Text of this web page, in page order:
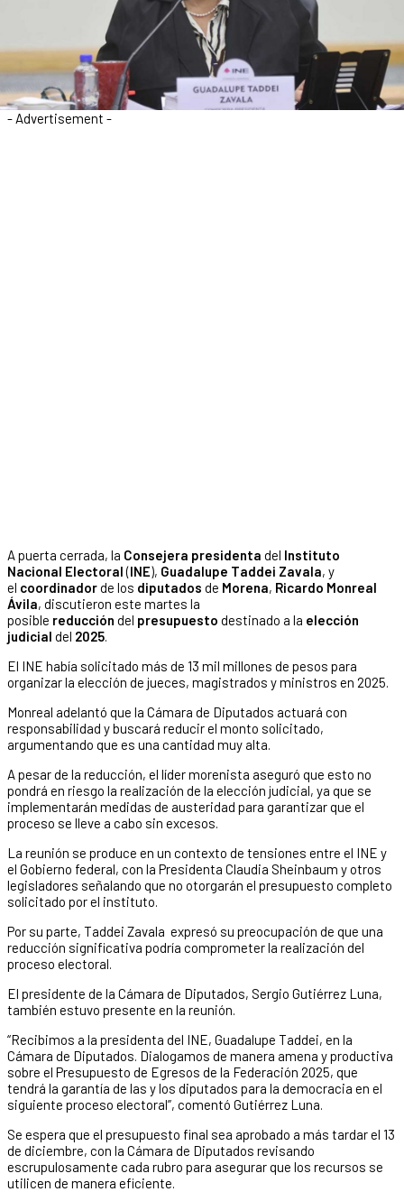
- Advertisement -
A puerta cerrada, la Consejera presidenta del Instituto
Nacional Electoral(INE), Guadalupe Taddei Zavala, y
el coordinadorde los diputados de Morena, Ricardo Monreal
Ávila, discutieron este martes la
posible reducción del presupuesto destinado a la elección
judicial del 2025.
El INE había solicitado más de 13 mil millones de pesos para
organizar la elección de jueces, magistrados y ministros en 2025.
Monreal adelantó que la Cámara de Diputados actuará con
responsabilidad y buscará reducir el monto solicitado,
argumentando que es una cantidad muy alta.
A pesar de la reducción, el líder morenista aseguró que esto no
pondrá en riesgo la realización de la elección judicial, ya que se
implementarán medidas de austeridad para garantizar que el
proceso se lleve a cabo sin excesos.
La reunión se produce en un contexto de tensiones entre el INE y
el Gobierno federal, con la Presidenta Claudia Sheinbaum y otros
legisladores señalando que no otorgarán el presupuesto completo
solicitado por el instituto.
Por su parte, Taddei Zavala expresó su preocupación de que una
reducción significativa podría comprometer la realización del
proceso electoral.
El presidente de la Cámara de Diputados, Sergio Gutiérrez Luna,
también estuvo presente en la reunión.
“Recibimos a la presidenta del INE, Guadalupe Taddei, en la
Cámara de Diputados. Dialogamos de manera amena y productiva
sobre el Presupuesto de Egresos de la Federación 2025, que
tendrá la garantía de las y los diputados para la democracia en el
siguiente proceso electoral”, comentó Gutiérrez Luna.
Se espera que el presupuesto final sea aprobado a más tardar el 13
de diciembre, con la Cámara de Diputados revisando
escrupulosamente cada rubro para asegurar que los recursos se
utilicen de manera eficiente.